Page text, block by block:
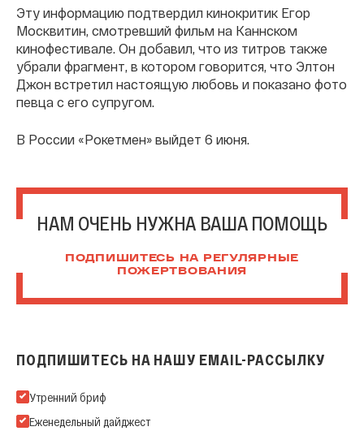
Эту информацию подтвердил кинокритик Егор
Москвитин, смотревший фильм на Каннском
кинофестивале. Он добавил, что из титров также
убрали фрагмент, в котором говорится, что Элтон
Джон встретил настоящую любовь и показано фото
певца с его супругом.
В России «Рокетмен» выйдет 6 июня.
НАМ ОЧЕНЬ НУЖНА ВАША ПОМОЩЬ
ПОДПИШИТЕСЬ НА РЕГУЛЯРНЫЕ
ПОЖЕРТВОВАНИЯ
ПОДПИШИТЕСЬ НА НАШУ EMAIL-РАССЫЛКУ
Подпишитесь на нашу Email-рассылку
Утренний бриф
Еженедельный дайджест